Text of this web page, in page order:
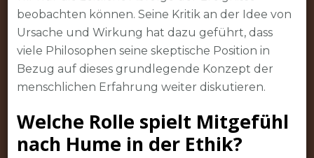
beobachten können. Seine Kritik an der Idee von
Ursache und Wirkung hat dazu geführt, dass
viele Philosophen seine skeptische Position in
Bezug auf dieses grundlegende Konzept der
menschlichen Erfahrung weiter diskutieren.
Welche Rolle spielt Mitgefühl
nach Hume in der Ethik?